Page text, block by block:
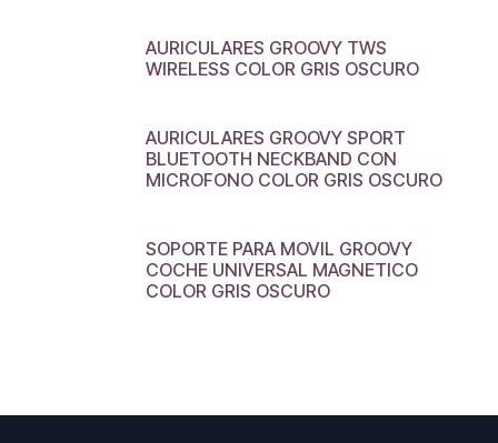
AURICULARES GROOVY TWS
WIRELESS COLOR GRIS OSCURO
AURICULARES GROOVY SPORT
BLUETOOTH NECKBAND CON
MICROFONO COLOR GRIS OSCURO
SOPORTE PARA MOVIL GROOVY
COCHE UNIVERSAL MAGNETICO
COLOR GRIS OSCURO